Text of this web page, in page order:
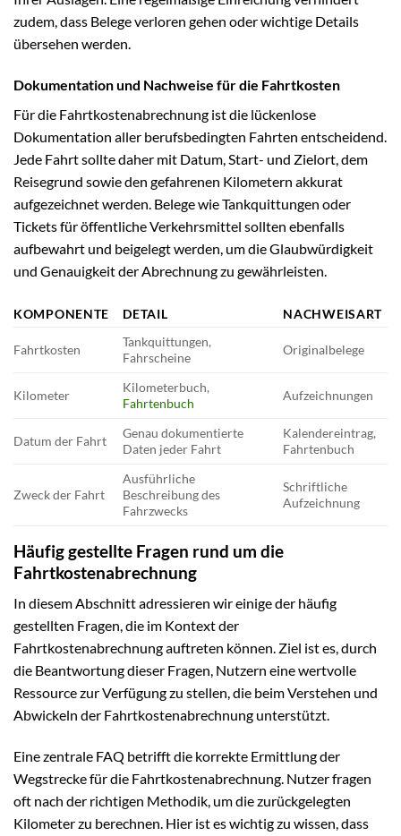
zudem, dass Belege verloren gehen oder wichtige Details
übersehen werden.
Dokumentation und Nachweise für die Fahrtkosten
Für die Fahrtkostenabrechnung ist die lückenlose
Dokumentation aller berufsbedingten Fahrten entscheidend.
Jede Fahrt sollte daher mit Datum, Start- und Zielort, dem
Reisegrund sowie den gefahrenen Kilometern akkurat
aufgezeichnet werden. Belege wie Tankquittungen oder
Tickets für öffentliche Verkehrsmittel sollten ebenfalls
aufbewahrt und beigelegt werden, um die Glaubwürdigkeit
und Genauigkeit der Abrechnung zu gewährleisten.
KOMPONENTE DETAIL NACHWEISART
Fahrtkosten
Tankquittungen,
Fahrscheine
Originalbelege
Kilometer
Kilometerbuch,
Fahrtenbuch
Aufzeichnungen
Datum der Fahrt
Genau dokumentierte
Daten jeder Fahrt
Kalendereintrag,
Fahrtenbuch
Zweck der Fahrt
Ausführliche
Beschreibung des
Fahrzwecks
Schriftliche
Aufzeichnung
Häufig gestellte Fragen rund um die
Fahrtkostenabrechnung
In diesem Abschnitt adressieren wir einige der häufig
gestellten Fragen, die im Kontext der
Fahrtkostenabrechnung auftreten können. Ziel ist es, durch
die Beantwortung dieser Fragen, Nutzern eine wertvolle
Ressource zur Verfügung zu stellen, die beim Verstehen und
Abwickeln der Fahrtkostenabrechnung unterstützt.
Eine zentrale FAQ betrifft die korrekte Ermittlung der
Wegstrecke für die Fahrtkostenabrechnung. Nutzer fragen
oft nach der richtigen Methodik, um die zurückgelegten
Kilometer zu berechnen. Hier ist es wichtig zu wissen, dass